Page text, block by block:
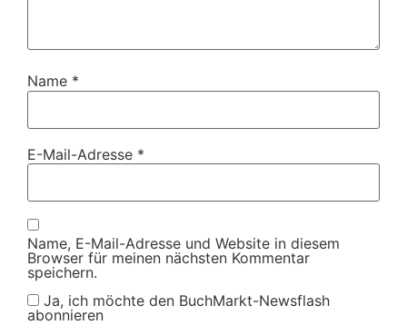
Name *
E-Mail-Adresse *
Name, E-Mail-Adresse und Website in diesem
Browser für meinen nächsten Kommentar
speichern.
Ja, ich möchte den BuchMarkt-Newsflash
abonnieren